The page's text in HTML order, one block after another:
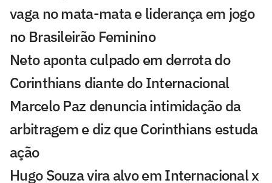
vaga no mata-mata e liderança em jogo
no Brasileirão Feminino
Neto aponta culpado em derrota do
Corinthians diante do Internacional
Marcelo Paz denuncia intimidação da
arbitragem e diz que Corinthians estuda
ação
Hugo Souza vira alvo em Internacional x